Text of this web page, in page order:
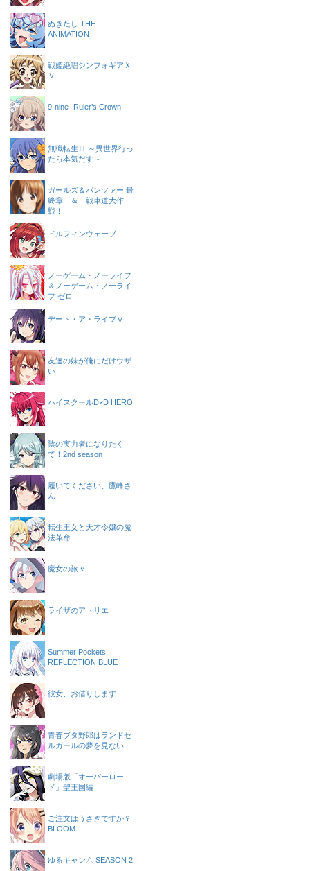
ぬきたし THE
ANIMATION
戦姫絶唱シンフォギアＸ
Ｖ
9-nine- Ruler’s Crown
無職転生Ⅲ ～異世界行っ
たら本気だす～
ガールズ＆パンツァー 最
終章 ＆ 戦車道大作
戦！
ドルフィンウェーブ
ノーゲーム・ノーライフ
＆ノーゲーム・ノーライ
フ ゼロ
デート・ア・ライブⅤ
友達の妹が俺にだけウザ
い
ハイスクールD×D HERO
陰の実力者になりたく
て！2nd season
履いてください、鷹峰さ
ん
転生王女と天才令嬢の魔
法革命
魔女の旅々
ライザのアトリエ
Summer Pockets
REFLECTION BLUE
彼女、お借りします
青春ブタ野郎はランドセ
ルガールの夢を見ない
劇場版「オーバーロー
ド」聖王国編
ご注文はうさぎですか？
BLOOM
ゆるキャン△ SEASON 2